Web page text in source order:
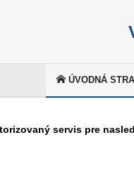
ÚVODNÁ
servis pre